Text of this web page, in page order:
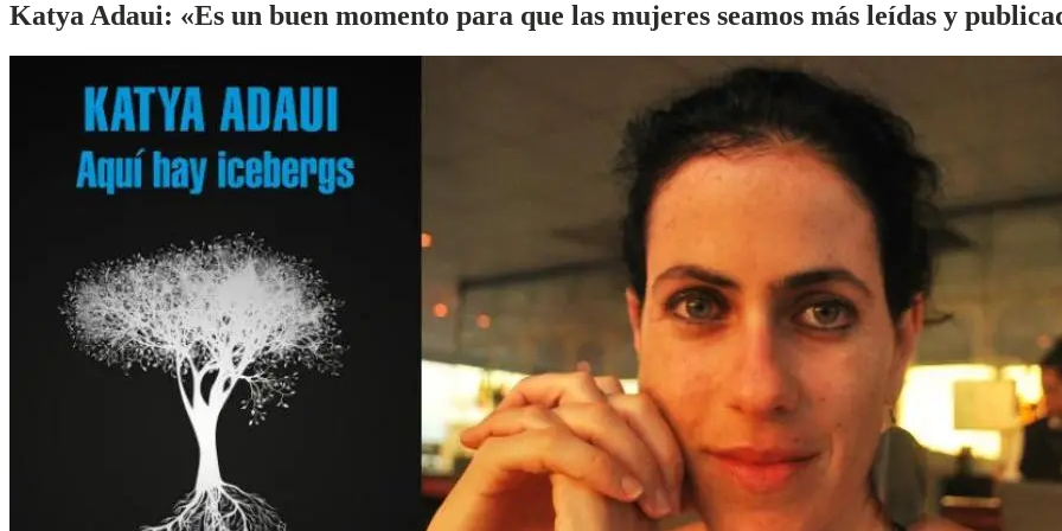
Katya Adaui: «Es un buen momento para que las mujeres seamos más leídas y